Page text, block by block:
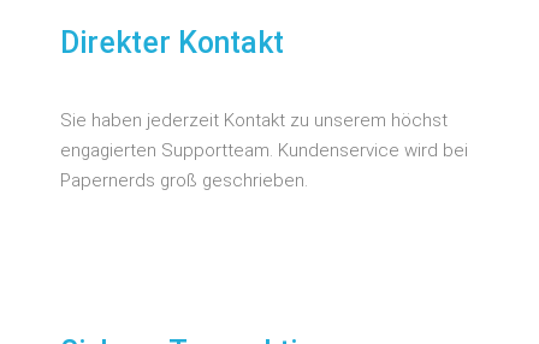
Direkter Kontakt
Sie haben jederzeit Kontakt zu unserem höchst
engagierten Supportteam. Kundenservice wird bei
Papernerds groß geschrieben.